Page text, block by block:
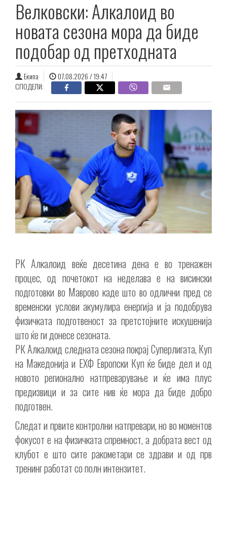
Велковски: Алкалоид во
новата сезона мора да биде
подобар од претходната
Екипа
07.08.2026 / 19:47
СПОДЕЛИ:
РК Алкалоид веќе десетина дена е во тренажен
процес, од почетокот на неделава е на висински
подготовки во Маврово каде што во одлични пред сe
временски услови акумулира енергија и ја подобрува
физичката подготвеност за претстојните искушенија
што ќе ги донесе сезоната.
РК Алкалоид следната сезона покрај Суперлигата, Куп
на Македонија и ЕХФ Европски Куп ќе биде дел и од
новото регионално натпреварување и ќе има плус
предизвици и за сите нив ќе мора да биде добро
подготвен.
Следат и првите контролни натпревари, но во моментов
фокусот е на физичката спремност, а добрата вест од
клубот е што сите ракометари се здрави и од прв
тренинг работат со полн интензитет.